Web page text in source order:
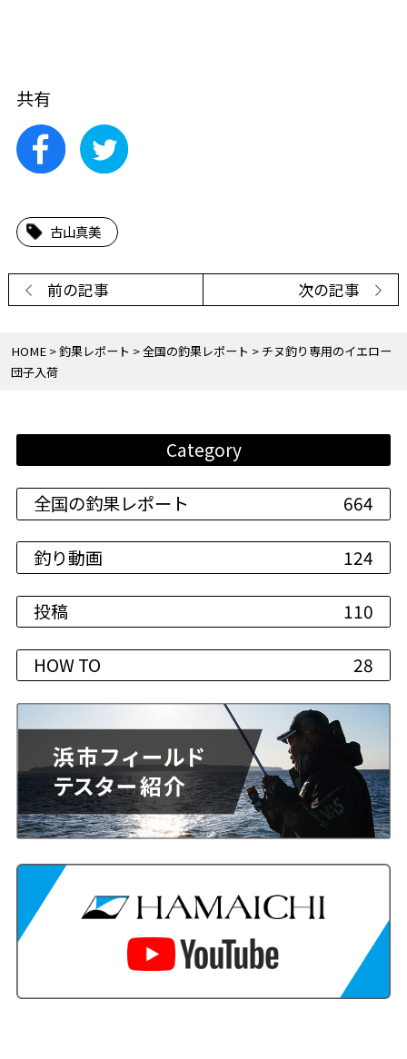
Category
全国の釣果レポート 664
釣り動画 124
投稿 110
HOW TO 28
HOME 釣果レポート 全国の釣果レポート
チヌ釣り専用のイエロー
団子入荷
共有
古山真美
前の記事 次の記事